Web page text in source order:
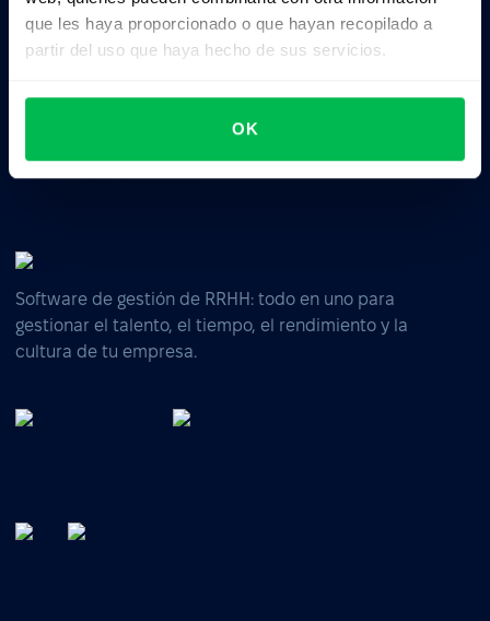
que les haya proporcionado o que hayan recopilado a
partir del uso que haya hecho de sus servicios.
OK
ChatGPT
Claude Perplexity
Business driven. People focused.
Software de gestión de RRHH: todo en uno para
gestionar el talento, el tiempo, el rendimiento y la
cultura de tu empresa.